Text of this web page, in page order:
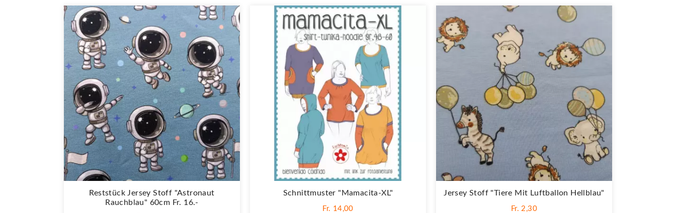
Reststück Jersey Stoff "Astronaut
Rauchblau" 60cm Fr. 16.-
Schnittmuster "Mamacita-XL"
Fr. 14,00
Jersey Stoff "Tiere Mit Luftballon Hellblau"
Fr. 2,30